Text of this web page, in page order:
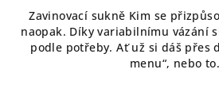
Zavinovací sukně Kim se
naopak. Díky variabilnímu vázání
podle potřeby. Ať už si dáš přes
menu“, nebo